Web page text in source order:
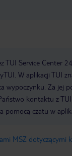
TUI Service Center
W aplikacji TUI
wypoczynku. Za jej
kontaktu z
czatu w
MSZ dotyczącymi